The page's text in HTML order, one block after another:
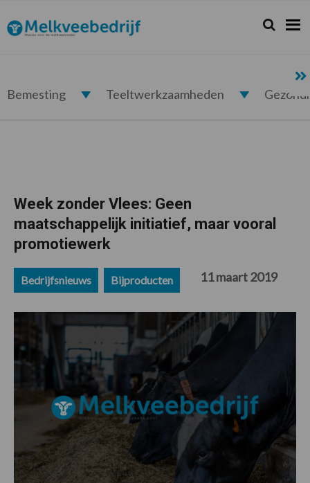
de
hoofdnavigatie
de
hoofd
de
eerste
de
voettekst
Melkveebedrijf.nl Zoeken...
Zoek
Bemesting Teeltwerkzaamheden
Week zonder Vlees: Geen
maatschappelijk initiatief, maar vooral
promotiewerk
Bedrijfsnieuws Bijproducten 11 maart 2019